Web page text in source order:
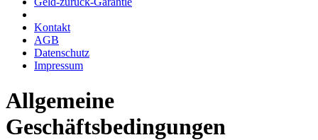
Kontakt
AGB
Datenschutz
Impressum
Allgemeine
Geschäftsbedingungen